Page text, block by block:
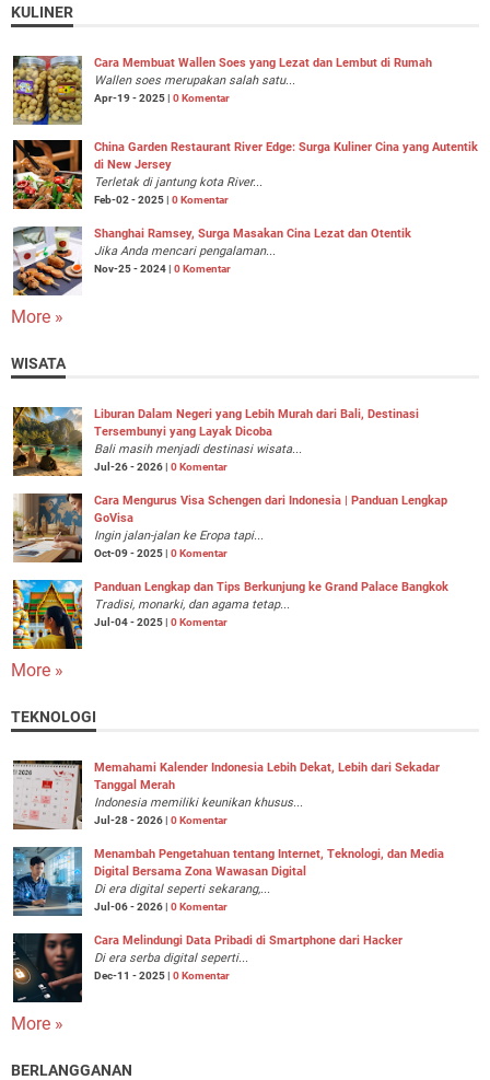
KULINER
Cara Membuat Wallen Soes yang Lezat dan Lembut di Rumah
Wallen soes merupakan salah satu...
Apr-19 - 2025 | 0 Komentar
China Garden Restaurant River Edge: Surga Kuliner Cina yang Autentik
di New Jersey
Terletak di jantung kota River...
Feb-02 - 2025 | 0 Komentar
Shanghai Ramsey, Surga Masakan Cina Lezat dan Otentik
Jika Anda mencari pengalaman...
Nov-25 - 2024 | 0 Komentar
More »
WISATA
Liburan Dalam Negeri yang Lebih Murah dari Bali, Destinasi
Tersembunyi yang Layak Dicoba
Bali masih menjadi destinasi wisata...
Jul-26 - 2026 | 0 Komentar
Cara Mengurus Visa Schengen dari Indonesia | Panduan Lengkap
GoVisa
Ingin jalan-jalan ke Eropa tapi...
Oct-09 - 2025 | 0 Komentar
Panduan Lengkap dan Tips Berkunjung ke Grand Palace Bangkok
Tradisi, monarki, dan agama tetap...
Jul-04 - 2025 | 0 Komentar
More »
TEKNOLOGI
Memahami Kalender Indonesia Lebih Dekat, Lebih dari Sekadar
Tanggal Merah
Indonesia memiliki keunikan khusus...
Jul-28 - 2026 | 0 Komentar
Menambah Pengetahuan tentang Internet, Teknologi, dan Media
Digital Bersama Zona Wawasan Digital
Di era digital seperti sekarang,...
Jul-06 - 2026 | 0 Komentar
Cara Melindungi Data Pribadi di Smartphone dari Hacker
Di era serba digital seperti...
Dec-11 - 2025 | 0 Komentar
More »
BERLANGGANAN